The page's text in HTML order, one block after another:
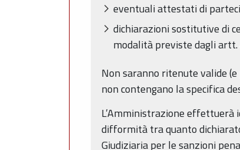
eventuali attestati di
dichiarazioni sostitutive di
modalità previste dagli
Non saranno ritenute valide
non contengano la specifica
L’Amministrazione effettuerà
difformità tra quanto
Giudiziaria per le sanzioni